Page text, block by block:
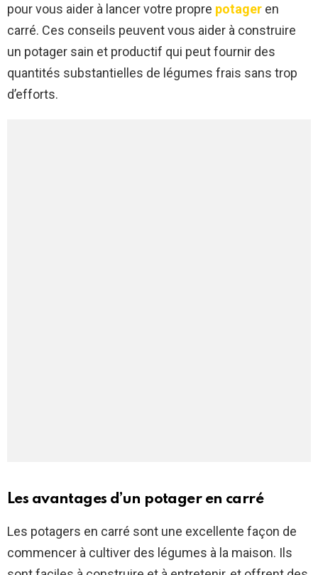
pour vous aider à lancer votre propre potager en
carré. Ces conseils peuvent vous aider à construire
un potager sain et productif qui peut fournir des
quantités substantielles de légumes frais sans trop
d’efforts.
Les avantages d’un potager en carré
Les potagers en carré sont une excellente façon de
commencer à cultiver des légumes à la maison. Ils